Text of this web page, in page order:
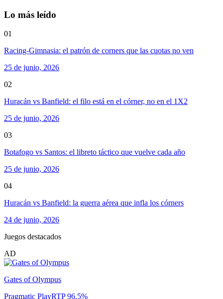
Lo más leído
01
Racing-Gimnasia: el patrón de corners que las cuotas no ven
25 de junio, 2026
02
Huracán vs Banfield: el filo está en el córner, no en el 1X2
25 de junio, 2026
03
Botafogo vs Santos: el libreto táctico que vuelve cada año
25 de junio, 2026
04
Huracán vs Banfield: la guerra aérea que infla los córners
24 de junio, 2026
Juegos destacados
AD
Gates of Olympus
Pragmatic PlayRTP96.5%